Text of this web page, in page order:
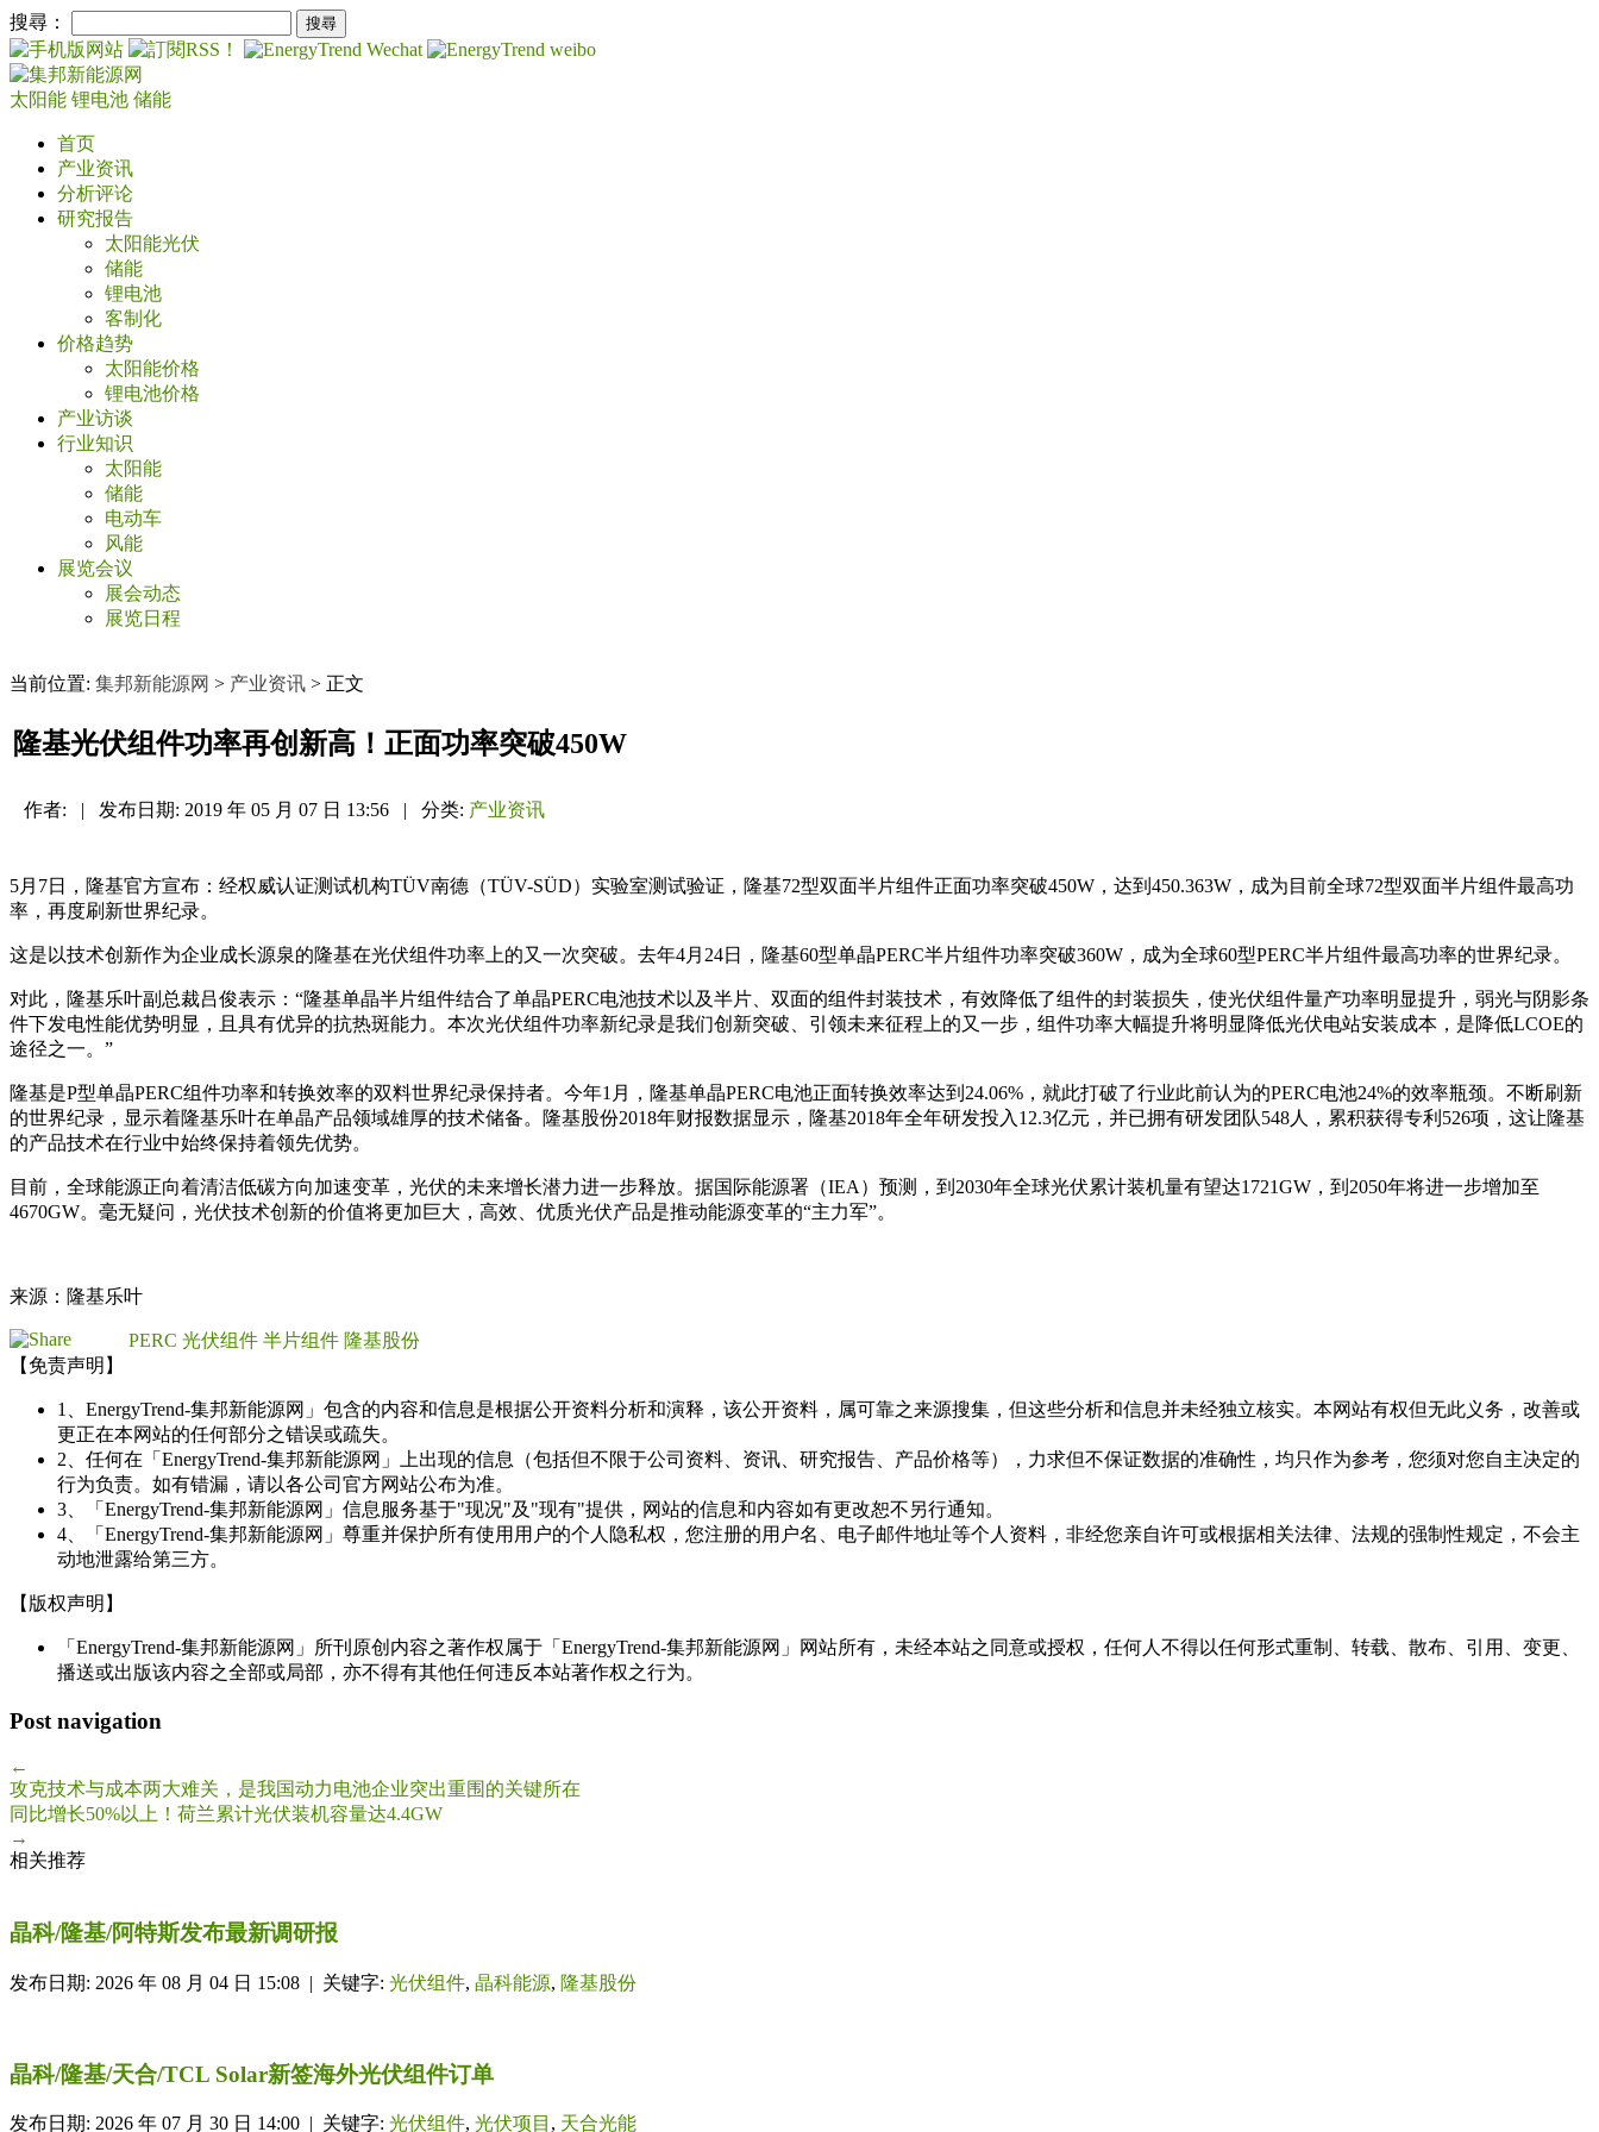
搜尋：
太阳能 锂电池 储能
首页
产业资讯
分析评论
研究报告
太阳能光伏
储能
锂电池
客制化
价格趋势
太阳能价格
锂电池价格
产业访谈
行业知识
太阳能
储能
电动车
风能
展览会议
展会动态
展览日程
当前位置: 集邦新能源网 > 产业资讯 > 正文
隆基光伏组件功率再创新高！正面功率突破450W
作者: | 发布日期: 2019 年 05 月 07 日 13:56 | 分类: 产业资讯
5月7日，隆基官方宣布：经权威认证测试机构TÜV南德（TÜV-SÜD）实验室测试验证，隆基72型双面半片组件正面功率突破450W，达到450.363W，成为目前全球72型双面半片组件最高功
率，再度刷新世界纪录。
这是以技术创新作为企业成长源泉的隆基在光伏组件功率上的又一次突破。去年4月24日，隆基60型单晶PERC半片组件功率突破360W，成为全球60型PERC半片组件最高功率的世界纪录。
对此，隆基乐叶副总裁吕俊表示：“隆基单晶半片组件结合了单晶PERC电池技术以及半片、双面的组件封装技术，有效降低了组件的封装损失，使光伏组件量产功率明显提升，弱光与阴影条
件下发电性能优势明显，且具有优异的抗热斑能力。本次光伏组件功率新纪录是我们创新突破、引领未来征程上的又一步，组件功率大幅提升将明显降低光伏电站安装成本，是降低LCOE的
途径之一。”
隆基是P型单晶PERC组件功率和转换效率的双料世界纪录保持者。今年1月，隆基单晶PERC电池正面转换效率达到24.06%，就此打破了行业此前认为的PERC电池24%的效率瓶颈。不断刷新
的世界纪录，显示着隆基乐叶在单晶产品领域雄厚的技术储备。隆基股份2018年财报数据显示，隆基2018年全年研发投入12.3亿元，并已拥有研发团队548人，累积获得专利526项，这让隆基
的产品技术在行业中始终保持着领先优势。
目前，全球能源正向着清洁低碳方向加速变革，光伏的未来增长潜力进一步释放。据国际能源署（IEA）预测，到2030年全球光伏累计装机量有望达1721GW，到2050年将进一步增加至
4670GW。毫无疑问，光伏技术创新的价值将更加巨大，高效、优质光伏产品是推动能源变革的“主力军”。
来源：隆基乐叶
PERC 光伏组件 半片组件 隆基股份
【免责声明】
1、EnergyTrend-集邦新能源网」包含的内容和信息是根据公开资料分析和演释，该公开资料，属可靠之来源搜集，但这些分析和信息并未经独立核实。本网站有权但无此义务，改善或
更正在本网站的任何部分之错误或疏失。
2、任何在「EnergyTrend-集邦新能源网」上出现的信息（包括但不限于公司资料、资讯、研究报告、产品价格等），力求但不保证数据的准确性，均只作为参考，您须对您自主决定的
行为负责。如有错漏，请以各公司官方网站公布为准。
3、「EnergyTrend-集邦新能源网」信息服务基于"现况"及"现有"提供，网站的信息和内容如有更改恕不另行通知。
4、「EnergyTrend-集邦新能源网」尊重并保护所有使用用户的个人隐私权，您注册的用户名、电子邮件地址等个人资料，非经您亲自许可或根据相关法律、法规的强制性规定，不会主
动地泄露给第三方。
【版权声明】
「EnergyTrend-集邦新能源网」所刊原创内容之著作权属于「EnergyTrend-集邦新能源网」网站所有，未经本站之同意或授权，任何人不得以任何形式重制、转载、散布、引用、变更、
播送或出版该内容之全部或局部，亦不得有其他任何违反本站著作权之行为。
Post navigation
←
攻克技术与成本两大难关，是我国动力电池企业突出重围的关键所在
同比增长50%以上！荷兰累计光伏装机容量达4.4GW
→
相关推荐
晶科/隆基/阿特斯发布最新调研报
发布日期: 2026 年 08 月 04 日 15:08 | 关键字: 光伏组件, 晶科能源, 隆基股份
晶科/隆基/天合/TCL Solar新签海外光伏组件订单
发布日期: 2026 年 07 月 30 日 14:00 | 关键字: 光伏组件, 光伏项目 , 天合光能